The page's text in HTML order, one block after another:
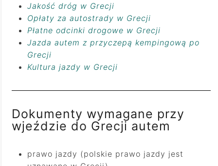
Jakość dróg w Grecji
Opłaty za autostrady w Grecji
Płatne odcinki drogowe w Grecji
Jazda autem z przyczepą kempingową po
Grecji
Kultura jazdy w Grecji
Dokumenty wymagane przy
wjeździe do Grecji autem
prawo jazdy (polskie prawo jazdy jest